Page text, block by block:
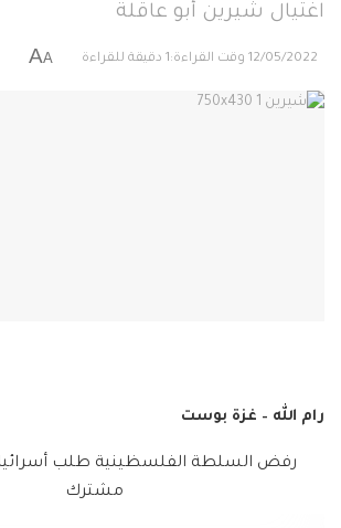
اغتيال شيرين أبو عاقلة
12/05/2022 وقت القراءة:1 دقيقة للقراءة A
A
رام الله – غزة بوست
رفض السلطة الفلسظينية طلب أسرائيل
مشترك